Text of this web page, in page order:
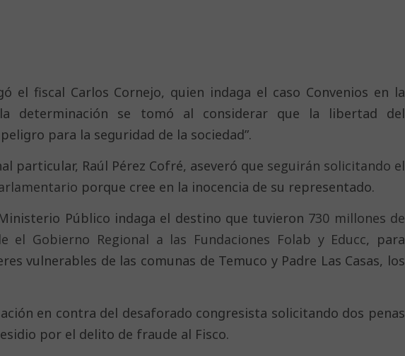
el fiscal Carlos Cornejo, quien indaga el caso Convenios en la
determinación se tomó al considerar que la libertad del
para la seguridad de la sociedad”.
particular, Raúl Pérez Cofré, aseveró que seguirán solicitando el
porque cree en la inocencia de su representado.
Público indaga el destino que tuvieron 730 millones de
el Gobierno Regional a las Fundaciones Folab y Educc, para
vulnerables de las comunas de Temuco y Padre Las Casas, los
en contra del desaforado congresista solicitando dos penas
por el delito de fraude al Fisco.